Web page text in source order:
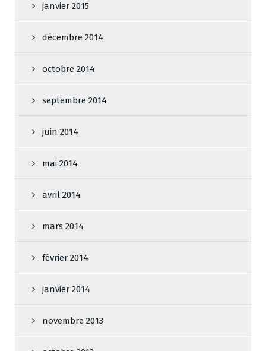
janvier 2015
décembre 2014
octobre 2014
septembre 2014
juin 2014
mai 2014
avril 2014
mars 2014
février 2014
janvier 2014
novembre 2013